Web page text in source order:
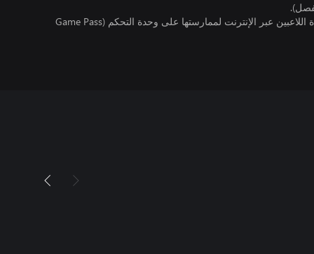
تتطلب اللعبة توفر اشتراك ألعاب متعددة اللاعبين عبر الإنترنت لممارستها على وحدة التحكم (Game Pass